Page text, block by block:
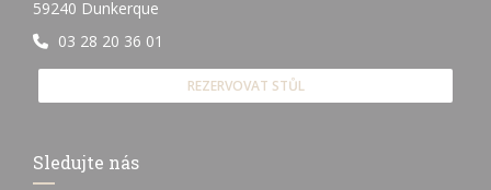
59240 Dunkerque
03 28 20 36 01
REZERVOVAT STŮL
Sledujte nás